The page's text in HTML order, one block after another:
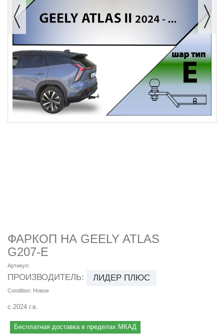
ФАРКОП НА GEELY ATLAS
G207-E
Артикул:
ПРОИЗВОДИТЕЛЬ: ЛИДЕР ПЛЮС
Condition: Новое
с 2024 г.в.
Бесплатная доставка в пределах МКАД